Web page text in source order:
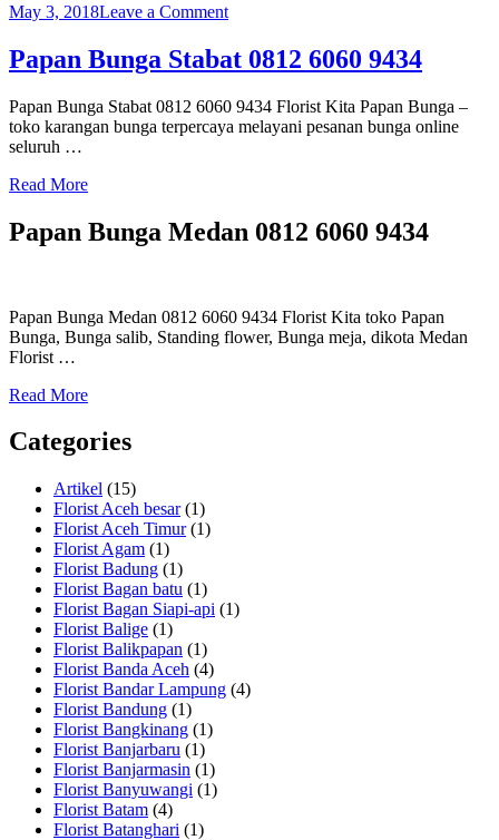
May 3, 2018Leave a Commenton
Bunga
Stabat
6060
9434
Papan Bunga Stabat 0812 6060 9434
Papan Bunga Stabat 0812 6060 9434 Florist Kita Papan Bunga –
toko karangan bunga terpercaya melayani pesanan bunga online
seluruh …
Read More
Papan Bunga Medan 0812 6060 9434
Papan Bunga Medan 0812 6060 9434 Florist Kita toko Papan
Bunga, Bunga salib, Standing flower, Bunga meja, dikota Medan
Florist …
Read More
Categories
Artikel (15)
Florist Aceh besar(1)
Florist Aceh Timur(1)
Florist Agam (1)
Florist Badung (1)
Florist Bagan batu (1)
Florist Bagan Siapi-api (1)
Florist Balige (1)
Florist Balikpapan (1)
Florist Banda Aceh (4)
Florist Bandar Lampung (4)
Florist Bandung (1)
Florist Bangkinang (1)
Florist Banjarbaru (1)
Florist Banjarmasin (1)
Florist Banyuwangi (1)
Florist Batam (4)
Florist Batanghari (1)